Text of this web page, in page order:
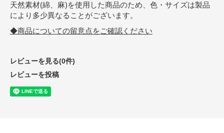
天然素材(綿、麻)を使用した商品のため、色・サイズは製品
により多少異なることがございます。
◆商品についての留意点をご確認ください
レビューを見る(0件)
レビューを投稿